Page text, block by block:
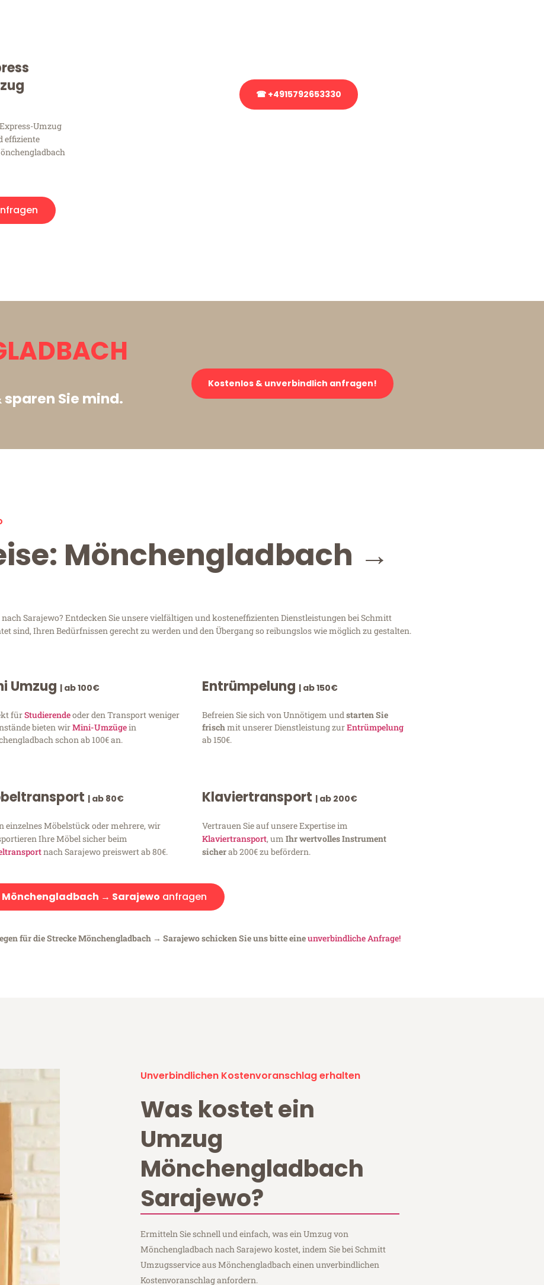
Umzug
effiziente
☎ +4915792653330
sparen Sie mind.
Kostenlos & unverbindlich anfragen!
Mönchengladbach →
Sarajewo? Entdecken Sie unsere vielfältigen und kosteneffizienten Dienstleistungen bei Schmitt
sind, Ihren Bedürfnissen gerecht zu werden und den Übergang so reibungslos wie möglich zu gestalten.
Umzug | ab 100€
fürStudierendeoder den Transport weniger
bieten wirMini-Umzügein
schon ab 100€ an.
Entrümpelung | ab 150€
Befreien Sie sich von Unnötigem und starten Sie
frischmit unserer Dienstleistung zurEntrümpelung
ab 150€.
| ab 80€
einzelnes Möbelstück oder mehrere, wir
Ihre Möbel sicher beim
nach Sarajewo preiswert ab 80€.
Klaviertransport | ab 200€
Vertrauen Sie auf unsere Expertise im
Klaviertransport, um Ihr wertvolles Instrument
sicherab 200€ zu befördern.
Mönchengladbach → Sarajewo anfragen
für die Strecke Mönchengladbach → Sarajewo schicken Sie uns bitte eineunverbindliche Anfrage!
Unverbindlichen Kostenvoranschlag erhalten
Was kostet ein
Umzug
Mönchengladbach
Sarajewo?
Ermitteln Sie schnell und einfach, was ein Umzug von
Mönchengladbach nach Sarajewo kostet, indem Sie bei Schmitt
Umzugsservice aus Mönchengladbach einen unverbindlichen
Kostenvoranschlag anfordern.